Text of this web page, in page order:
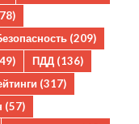
(209)
ПДД (136)
(317)
(57)